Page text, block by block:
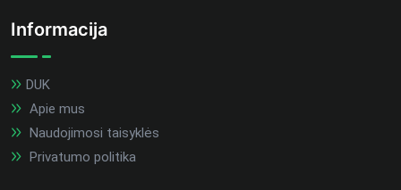
Informacija
DUK
Apie mus
Naudojimosi taisyklės
Privatumo politika